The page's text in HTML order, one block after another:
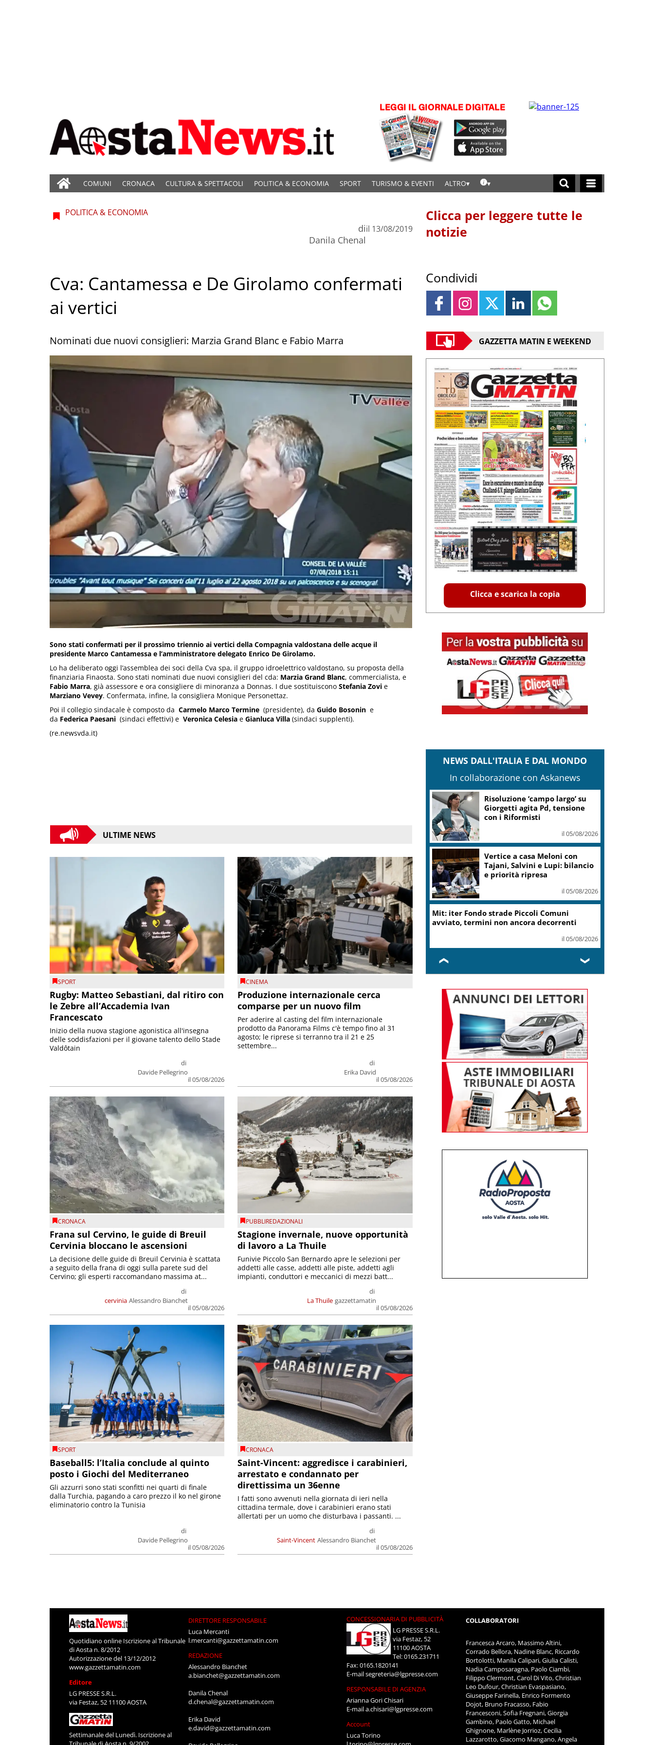
COMUNI CRONACA CULTURA & SPETTACOLI POLITICA & ECONOMIA SPORT TURISMO & EVENTI ALTRO
POLITICA & ECONOMIA
di
Danila Chenal
il 13/08/2019
Cva: Cantamessa e De Girolamo confermati
ai vertici
Nominati due nuovi consiglieri: Marzia Grand Blanc e Fabio Marra
Sono stati confermati per il prossimo triennio ai vertici della Compagnia valdostana delle acque il
presidente Marco Cantamessa e l’amministratore delegato Enrico De Girolamo.
Lo ha deliberato oggi l’assemblea dei soci della Cva spa, il gruppo idroelettrico valdostano, su proposta della
finanziaria Finaosta. Sono stati nominati due nuovi consiglieri del cda: Marzia Grand Blanc, commercialista, e
Fabio Marra, già assessore e ora consigliere di minoranza a Donnas. I due sostituiscono Stefania Zovi e
Marziano Vevey. Confermata, infine, la consigliera Monique Personettaz.
Poi il collegio sindacale è composto da Carmelo Marco Termine (presidente), da Guido Bosonin e
da Federica Paesani (sindaci effettivi) e Veronica Celesia e Gianluca Villa (sindaci supplenti).
(re.newsvda.it)
ULTIME NEWS
SPORT
Rugby: Matteo Sebastiani, dal ritiro con
le Zebre all’Accademia Ivan
Francescato
di
Davide Pellegrino
il 05/08/2026
Inizio della nuova stagione agonistica all'insegna
delle soddisfazioni per il giovane talento dello Stade
Valdôtain
CINEMA
Produzione internazionale cerca
comparse per un nuovo film
di
Erika David
il 05/08/2026
Per aderire al casting del film internazionale
prodotto da Panorama Films c'è tempo fino al 31
agosto; le riprese si terranno tra il 21 e 25
settembre...
CRONACA
Frana sul Cervino, le guide di Breuil
Cervinia bloccano le ascensioni
cervinia
di
Alessandro Bianchet
il 05/08/2026
La decisione delle guide di Breuil Cervinia è scattata
a seguito della frana di oggi sulla parete sud del
Cervino; gli esperti raccomandano massima at...
PUBBLIREDAZIONALI
Stagione invernale, nuove opportunità
di lavoro a La Thuile
La Thuile
di
gazzettamatin
il 05/08/2026
Funivie Piccolo San Bernardo apre le selezioni per
addetti alle casse, addetti alle piste, addetti agli
impianti, conduttori e meccanici di mezzi batt...
SPORT
Baseball5: l’Italia conclude al quinto
posto i Giochi del Mediterraneo
di
Davide Pellegrino
il 05/08/2026
Gli azzurri sono stati sconfitti nei quarti di finale
dalla Turchia, pagando a caro prezzo il ko nel girone
eliminatorio contro la Tunisia
CRONACA
Saint-Vincent: aggredisce i carabinieri,
arrestato e condannato per
direttissima un 36enne
Saint-Vincent
di
Alessandro Bianchet
il 05/08/2026
I fatti sono avvenuti nella giornata di ieri nella
cittadina termale, dove i carabinieri erano stati
allertati per un uomo che disturbava i passanti. ...
Clicca per leggere tutte le
notizie
Condividi
GAZZETTA MATIN E WEEKEND
Clicca e scarica la copia
NEWS DALL'ITALIA E DAL MONDO
In collaborazione con Askanews
Risoluzione ‘campo largo’ su
Giorgetti agita Pd, tensione
con i Riformisti
il 05/08/2026
Vertice a casa Meloni con
Tajani, Salvini e Lupi: bilancio
e priorità ripresa
il 05/08/2026
Mit: iter Fondo strade Piccoli Comuni
avviato, termini non ancora decorrenti
il 05/08/2026
❮ ❯
Quotidiano online Iscrizione al Tribunale
di Aosta n. 8/2012
Autorizzazione del 13/12/2012
www.gazzettamatin.com
Editore
LG PRESSE S.R.L.
via Festaz, 52 11100 AOSTA
Settimanale del Lunedì. Iscrizione al
DIRETTORE RESPONSABILE
Luca Mercanti
l.mercanti@gazzettamatin.com
REDAZIONE
Alessandro Bianchet
a.bianchet@gazzettamatin.com
Danila Chenal
d.chenal@gazzettamatin.com
Erika David
e.david@gazzettamatin.com
CONCESSIONARIA DI PUBBLICITÀ
LG PRESSE S.R.L.
via Festaz, 52
11100 AOSTA
Tel: 0165.231711
Fax: 0165.1820141
E-mailsegreteria@lgpresse.com
RESPONSABILE DI AGENZIA
Arianna Gori Chisari
E-maila.chisari@lgpresse.com
Account
Luca Torino
COLLABORATORI
Francesca Arcaro, Massimo Altini,
Corrado Bellora, Nadine Blanc, Riccardo
Bortolotti, Manila Calipari, Giulia Calisti,
Nadia Camposaragna, Paolo Ciambi,
Filippo Clermont, Carol Di Vito, Christian
Leo Dufour, Christian Evaspasiano,
Giuseppe Farinella, Enrico Formento
Dojot, Bruno Fracasso, Fabio
Francesconi, Sofia Fregnani, Giorgia
Gambino, Paolo Gatto, Michael
Ghignone, Marlène Jorrioz, Cecilia
Lazzarotto, Giacomo Mangano, Angela